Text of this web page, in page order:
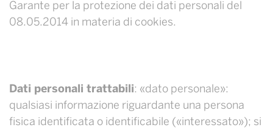
Garante per la protezione dei dati personali del
08.05.2014 in materia di cookies.
Dati personali trattabili: «dato personale»:
qualsiasi informazione riguardante una persona
fisica identificata o identificabile («interessato»); si